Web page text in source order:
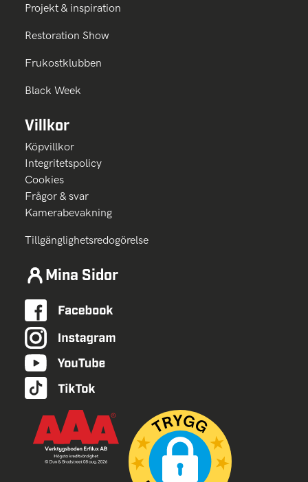
Projekt & inspiration
Restoration Show
Frukostklubben
Black Week
Villkor
Köpvillkor
Integritetspolicy
Cookies
Frågor & svar
Kamerabevakning
Tillgänglighetsredogörelse
Mina Sidor